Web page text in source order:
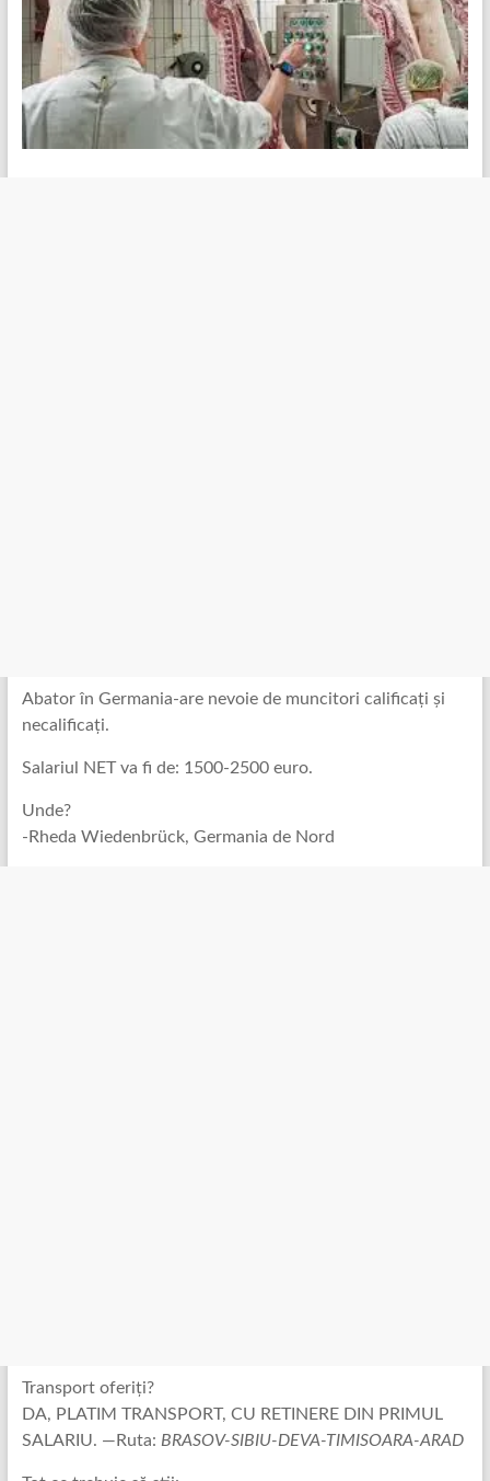
Abator în Germania-are nevoie de muncitori calificați și
necalificați.
Salariul NET va fi de: 1500-2500 euro.
Unde?
-Rheda Wiedenbrück, Germania de Nord
Transport oferiți?
DA, PLATIM TRANSPORT, CU RETINERE DIN PRIMUL
SALARIU. —Ruta: BRASOV-SIBIU-DEVA-TIMISOARA-ARAD